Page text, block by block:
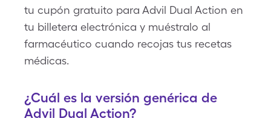
tu cupón gratuito para Advil Dual Action en
tu billetera electrónica y muéstralo al
farmacéutico cuando recojas tus recetas
médicas.
¿Cuál es la versión genérica de
Advil Dual Action?